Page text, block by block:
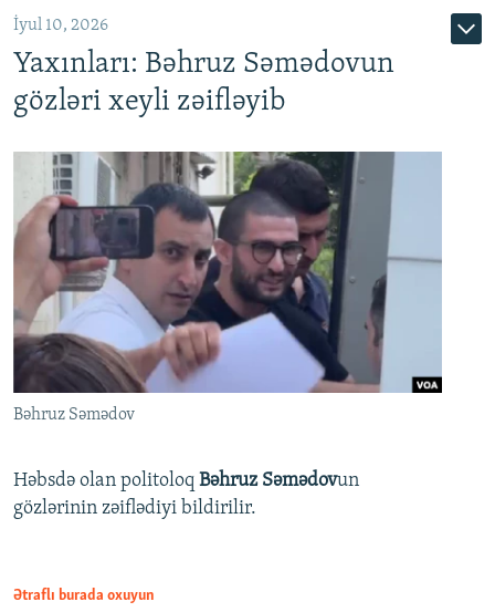
İyul 10, 2026
Yaxınları: Bəhruz Səmədovun
gözləri xeyli zəifləyib
Bəhruz Səmədov
Həbsdə olan politoloq Bəhruz Səmədovun
gözlərinin zəiflədiyi bildirilir.
Ətraflı burada oxuyun